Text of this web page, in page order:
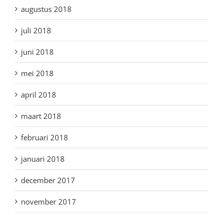
augustus 2018
juli 2018
juni 2018
mei 2018
april 2018
maart 2018
februari 2018
januari 2018
december 2017
november 2017